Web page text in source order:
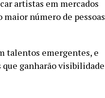
artistas em mercados
número de pessoas
talentos emergentes, e
ganharão visibilidade